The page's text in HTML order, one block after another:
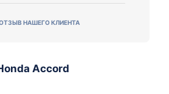
НАШЕГО КЛИЕНТА
Accord